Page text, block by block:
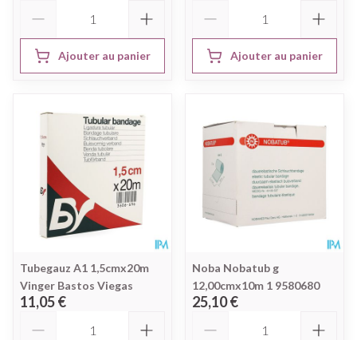
Ajouter au panier Ajouter au panier
Tubegauz A1 1,5cmx20m
Vinger Bastos Viegas
11,05 €
Noba Nobatub g
12,00cmx10m 1 9580680
25,10 €